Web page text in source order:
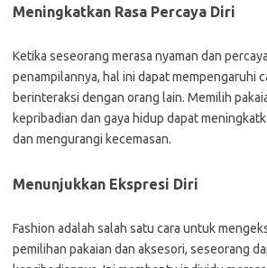
Meningkatkan Rasa Percaya Diri
Ketika seseorang merasa nyaman dan
penampilannya, hal ini dapat mempengaruhi
berinteraksi dengan orang lain. Memilih
kepribadian dan gaya hidup dapat
dan mengurangi kecemasan.
Menunjukkan Ekspresi Diri
Fashion adalah salah satu cara untuk
pemilihan pakaian dan aksesori, seseorang